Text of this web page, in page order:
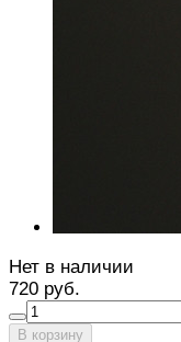
Нет в наличии
720 руб.
В корзину